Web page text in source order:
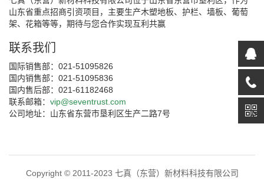
山东省重点招商引资项目，主要生产木塑地板、护栏、墙板、葡萄
架、花箱等等，期待与您合作实现互利共赢
联系我们
国际销售部：021-51095826
国内销售部：021-51095836
国内售后部：021-61182468
联系邮箱： vip@seventrust.com
公司地址：山东省东营市垦利区生产二路7号
Copyright © 2011-2023 七真（东营）新材料科技有限公司